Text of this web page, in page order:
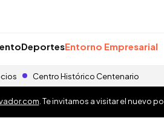
DeportesEntorno Empresarial
Centro Histórico Centenario
. Te invitamos a visitar el nuevo